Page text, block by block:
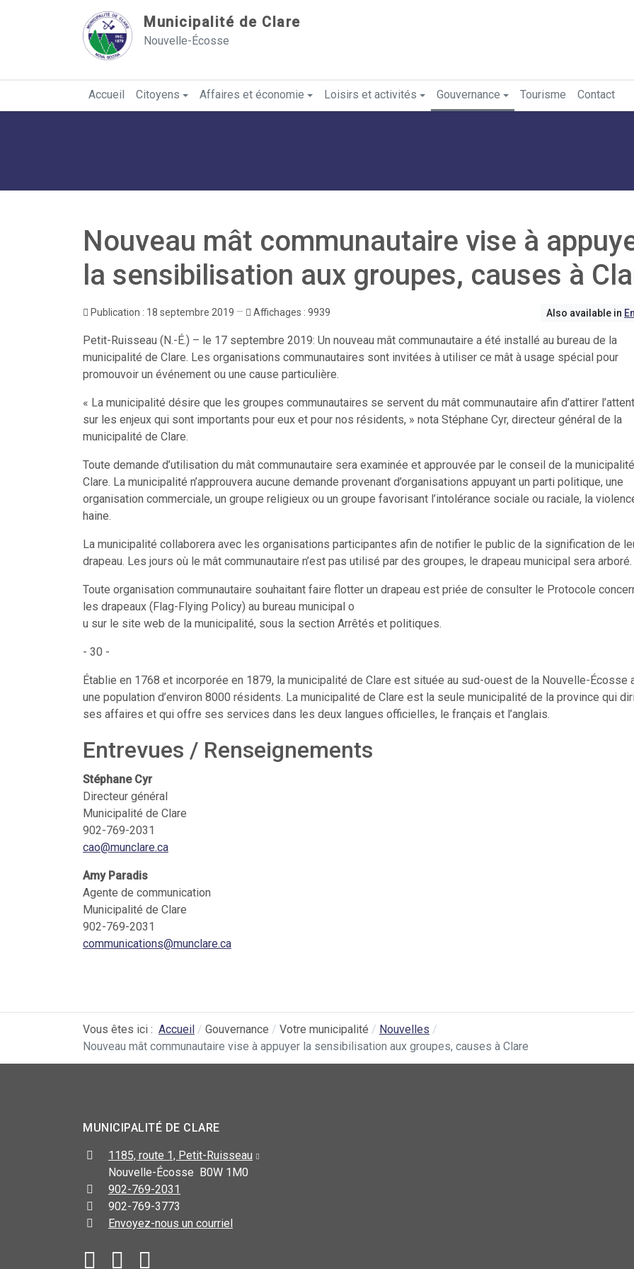
Municipalité de Clare
Nouvelle-Écosse
Accueil Citoyens Affaires et économie Loisirs et activités Gouvernance Tourisme Contact
Nouveau mât communautaire vise à
la sensibilisation aux groupes, causes à
Publication : 18 septembre 2019 Also available in
Affichages : 9939
Petit-Ruisseau (N.-É.) – le 17 septembre 2019: Un nouveau mât communautaire a été installé au bureau de la
municipalité de Clare. Les organisations communautaires sont invitées à utiliser ce mât à usage spécial pour
promouvoir un événement ou une cause particulière.
« La municipalité désire que les groupes communautaires se servent du mât communautaire afin d’attirer
sur les enjeux qui sont importants pour eux et pour nos résidents, » nota Stéphane Cyr, directeur général de la
municipalité de Clare.
Toute demande d’utilisation du mât communautaire sera examinée et approuvée par le conseil de la
Clare. La municipalité n’approuvera aucune demande provenant d’organisations appuyant un parti politique, une
organisation commerciale, un groupe religieux ou un groupe favorisant l’intolérance sociale ou raciale, la
haine.
La municipalité collaborera avec les organisations participantes afin de notifier le public de la signification de
drapeau. Les jours où le mât communautaire n’est pas utilisé par des groupes, le drapeau municipal sera arboré.
Toute organisation communautaire souhaitant faire flotter un drapeau est priée de consulter le Protocole
les drapeaux (Flag-Flying Policy) au bureau municipal o
u sur le site web de la municipalité, sous la section Arrêtés et politiques.
- 30 -
Établie en 1768 et incorporée en 1879, la municipalité de Clare est située au sud-ouest de la Nouvelle-Écosse
une population d’environ 8000 résidents. La municipalité de Clare est la seule municipalité de la province qui
ses affaires et qui offre ses services dans les deux langues officielles, le français et l’anglais.
Entrevues / Renseignements
Stéphane Cyr
Directeur général
Municipalité de Clare
902-769-2031
cao@munclare.ca
Amy Paradis
Agente de communication
Municipalité de Clare
902-769-2031
communications@munclare.ca
Vous êtes ici : Accueil Gouvernance Votre municipalité
Nouvelles
Nouveau mât communautaire vise à appuyer la sensibilisation aux groupes, causes à Clare
MUNICIPALITÉ DE CLARE
1185, route 1, Petit-Ruisseau
Nouvelle-Écosse B0W 1M0
902-769-2031
902-769-3773
Envoyez-nous un courriel